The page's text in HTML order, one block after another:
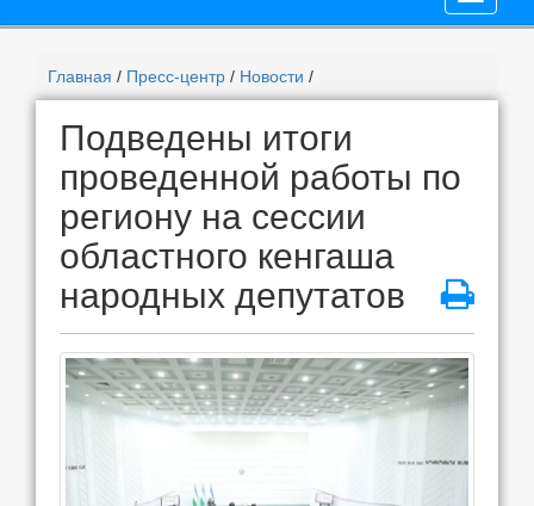
Главная / Пресс-центр / Новости /
Подведены итоги
проведенной работы по
региону на сессии
областного кенгаша
народных депутатов